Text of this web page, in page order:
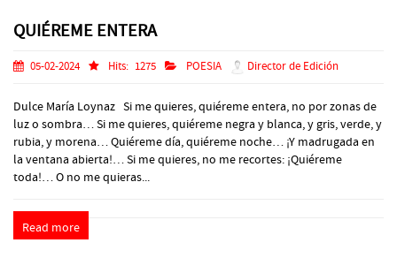
QUIÉREME ENTERA
05-02-2024 Hits: 1275 POESIA Director de Edición
Dulce María Loynaz Si me quieres, quiéreme entera, no por zonas de
luz o sombra… Si me quieres, quiéreme negra y blanca, y gris, verde, y
rubia, y morena… Quiéreme día, quiéreme noche… ¡Y madrugada en
la ventana abierta!… Si me quieres, no me recortes: ¡Quiéreme
toda!… O no me quieras...
Read more